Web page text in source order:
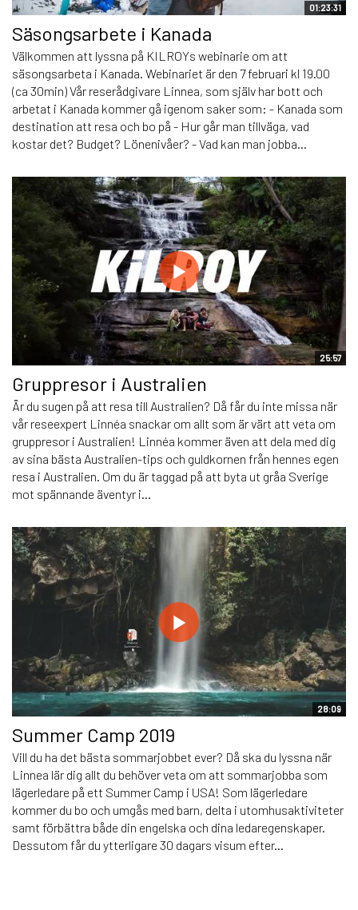
01:23:31
Säsongsarbete i Kanada
Välkommen att lyssna på KILROYs webinarie om att
säsongsarbeta i Kanada. Webinariet är den 7 februari kl 19.00
(ca 30min) Vår reserådgivare Linnea, som själv har bott och
arbetat i Kanada kommer gå igenom saker som: - Kanada som
destination att resa och bo på - Hur går man tillväga, vad
kostar det? Budget? Lönenivåer? - Vad kan man jobba...
25:57
Gruppresor i Australien
Är du sugen på att resa till Australien? Då får du inte missa när
vår reseexpert Linnéa snackar om allt som är värt att veta om
gruppresor i Australien! Linnéa kommer även att dela med dig
av sina bästa Australien-tips och guldkornen från hennes egen
resa i Australien. Om du är taggad på att byta ut gråa Sverige
mot spännande äventyr i...
28:09
Summer Camp 2019
Vill du ha det bästa sommarjobbet ever? Då ska du lyssna när
Linnea lär dig allt du behöver veta om att sommarjobba som
lägerledare på ett Summer Camp i USA! Som lägerledare
kommer du bo och umgås med barn, delta i utomhusaktiviteter
samt förbättra både din engelska och dina ledaregenskaper.
Dessutom får du ytterligare 30 dagars visum efter...